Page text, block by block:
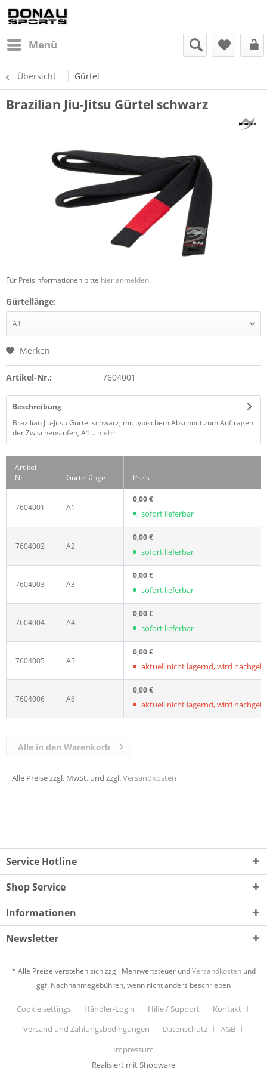
Menü
Übersicht Gürtel
Brazilian Jiu-Jitsu Gürtel schwarz
Für Preisinformationen bitte hier anmelden.
Gürtellänge:
Merken
Artikel-Nr.: 7604001
Beschreibung
Brazilian Jiu-Jitsu Gürtel schwarz, mit typischem Abschnitt zum Auftragen
der Zwischenstufen, A1... mehr
Artikel-
Nr.
Gürtellänge Preis
7604001 A1
0,00 €
sofort lieferbar
7604002 A2
0,00 €
sofort lieferbar
7604003 A3
0,00 €
sofort lieferbar
7604004 A4
0,00 €
sofort lieferbar
7604005 A5
0,00 €
aktuell nicht lagernd, wird
7604006 A6
0,00 €
aktuell nicht lagernd, wird
Alle Preise zzgl. MwSt. und zzgl.Versandkosten
Alle in den Warenkorb
Service Hotline
Shop Service
Informationen
Newsletter
* Alle Preise verstehen sich zzgl. Mehrwertsteuer undVersandkostenund
ggf. Nachnahmegebühren, wenn nicht anders beschrieben
Cookie settings Händler-Login Hilfe / Support
Kontakt
Versand und Zahlungsbedingungen
Datenschutz
AGB
Impressum
Realisiert mit Shopware